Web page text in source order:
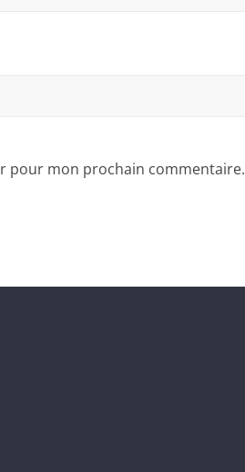
pour mon prochain commentaire.